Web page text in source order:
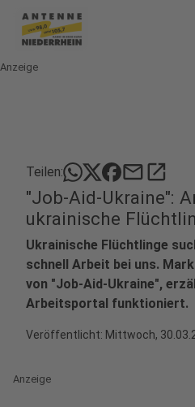
Anzeige
Teilen: mailopen_in_new
"Job-Aid-Ukraine":
ukrainische
Ukrainische Flüchtlinge
schnell Arbeit bei uns.
von "Job-Aid-Ukraine",
Arbeitsportal funktioniert.
Veröffentlicht: Mittwoch,
Anzeige